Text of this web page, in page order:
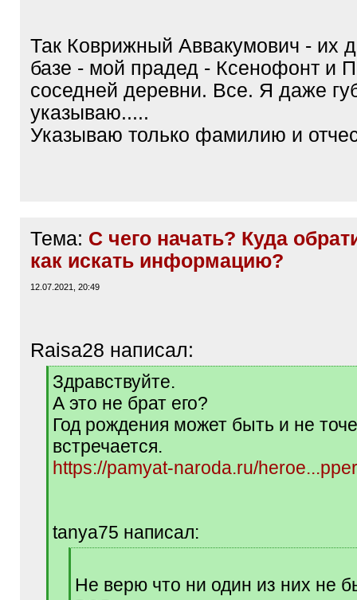
Так Коврижный Аввакумович - их
базе - мой прадед - Ксенофонт и
соседней деревни. Все. Я даже
указываю.....
Указываю только фамилию и
Тема: С чего начать? Куда
как искать информацию?
12.07.2021, 20:49
Raisa28 написал:
[
q
]
Здравствуйте.
А это не брат его?
Год рождения может быть и не
встречается.
https://pamyat-naroda.ru/
tanya75 написал:
Не верю что ни один из них не